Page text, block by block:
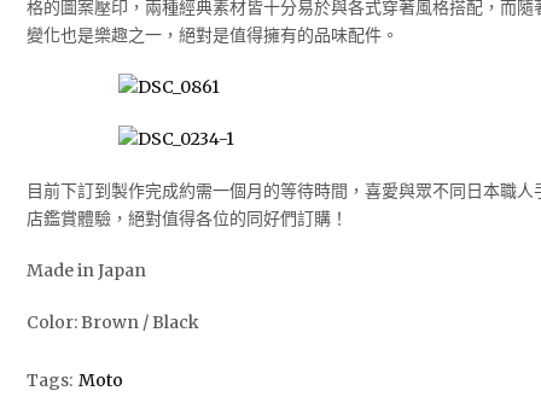
格的圖案壓印，兩種經典素材皆十分易於與各式穿著風格搭配，而
變化也是樂趣之一，絕對是值得擁有的品味配件。
目前下訂到製作完成約需一個月的等待時間，喜愛與眾不同日本職
店鑑賞體驗，絕對值得各位的同好們訂購！
Made in Japan
Color: Brown / Black
Tags: Moto